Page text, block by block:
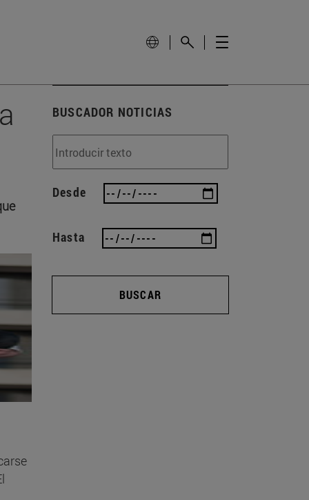
BUSCADOR NOTICIAS
Desde
Hasta
BUSCAR